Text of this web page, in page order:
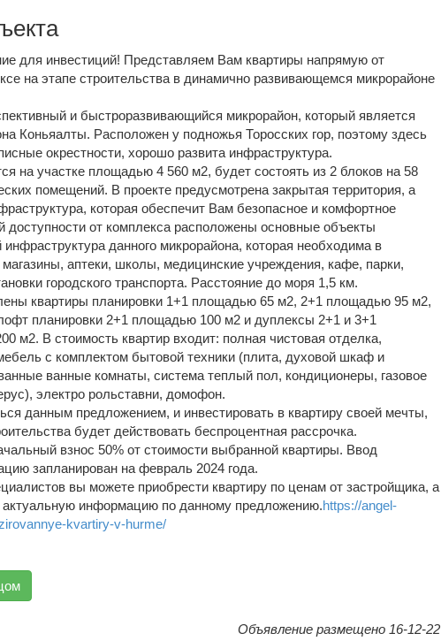
для инвестиций! Представляем Вам квартиры напрямую от
на этапе строительства в динамично развивающемся микрорайоне
и быстроразвивающийся микрорайон, который является
Коньяалты. Расположен у подножья Торосских гор, поэтому здесь
окрестности, хорошо развита инфраструктура.
на участке площадью 4 560 м2, будет состоять из 2 блоков на 58
помещений. В проекте предусмотрена закрытая территория, а
которая обеспечит Вам безопасное и комфортное
доступности от комплекса расположены основные объекты
данного микрорайона, которая необходима в
аптеки, школы, медицинские учреждения, кафе, парки,
городского транспорта. Расстояние до моря 1,5 км.
квартиры планировки 1+1 площадью 65 м2, 2+1 площадью 95 м2,
планировки 2+1 площадью 100 м2 и дуплексы 2+1 и 3+1
м2. В стоимость квартир входит: полная чистовая отделка,
с комплектом бытовой техники (плита, духовой шкаф и
ванные комнаты, система теплый пол, кондиционеры, газовое
электро рольставни, домофон.
данным предложением, и инвестировать в квартиру своей мечты,
будет действовать беспроцентная рассрочка.
взнос 50% от стоимости выбранной квартиры. Ввод
запланирован на февраль 2024 года.
вы можете приобрести квартиру по ценам от застройщика, а
актуальную информацию по данному предложению.https://angel-
kvartiry-v-hurme/
Объявление размещено 16-12-22